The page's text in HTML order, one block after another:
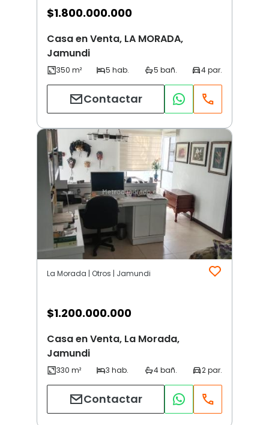
$1.800.000.000
Casa en Venta, LA MORADA,
Jamundi
Contactar
La Morada | Otros | Jamundi
$1.200.000.000
Casa en Venta, La Morada,
Jamundi
Contactar